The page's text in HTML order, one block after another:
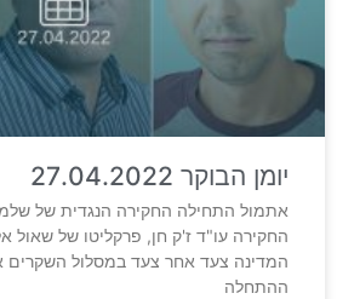
יומן הבוקר 27.04.2022
אתמול התחילה החקירה הנגדית של
החקירה עו"ד ז'ק חן, פרקליטו של שאול
המדינה צעד אחר צעד במסלול השקרים
ההתחלה